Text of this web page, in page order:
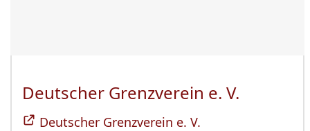
Deutscher Grenzverein e. V.
Deutscher Grenzverein e. V.